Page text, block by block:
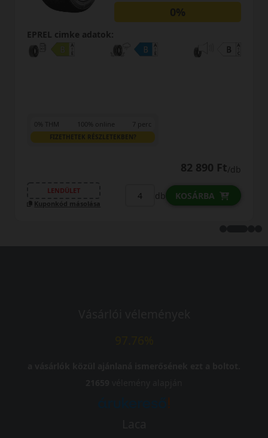
0%
EPREL cimke adatok:
0% THM 100% online 7 perc
FIZETHETEK RÉSZLETEKBEN?
84 390 Ft/db
LENDÜLET
Kuponkód másolása
db KOSÁRBA